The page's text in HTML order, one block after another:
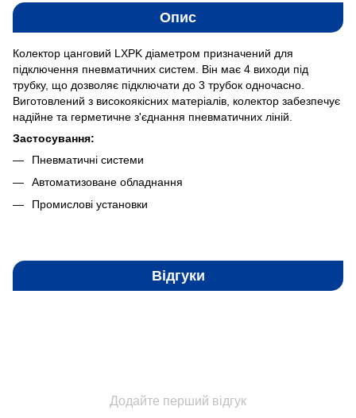
Опис
Колектор цанговий LXPK діаметром призначений для
підключення пневматичних систем. Він має 4 виходи під
трубку, що дозволяє підключати до 3 трубок одночасно.
Виготовлений з високоякісних матеріалів, колектор забезпечує
надійне та герметичне з'єднання пневматичних ліній.
Застосування:
Пневматичні системи
Автоматизоване обладнання
Промислові установки
Відгуки
Додайте перший відгук